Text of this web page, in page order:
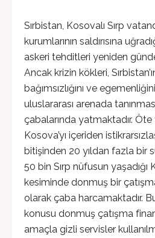
Sırbistan, Kosovalı Sırp
kurumlarının saldırısına
askeri tehditleri yeniden
Ancak krizin kökleri,
bağımsızlığını ve
uluslararası arenada
çabalarında yatmaktadır. Öte
Kosova’yı içeriden
bitişinden 20 yıldan fazla bir
50 bin Sırp nüfusun yaşadığı
kesiminde donmuş bir
olarak çaba harcamaktadır.
konusu donmuş çatışma
amaçla gizli servisler